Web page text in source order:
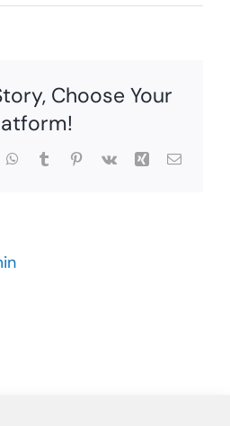
IPad
Choose Your
WhatsApp
TumblrPinterest
Vk Xing Correo